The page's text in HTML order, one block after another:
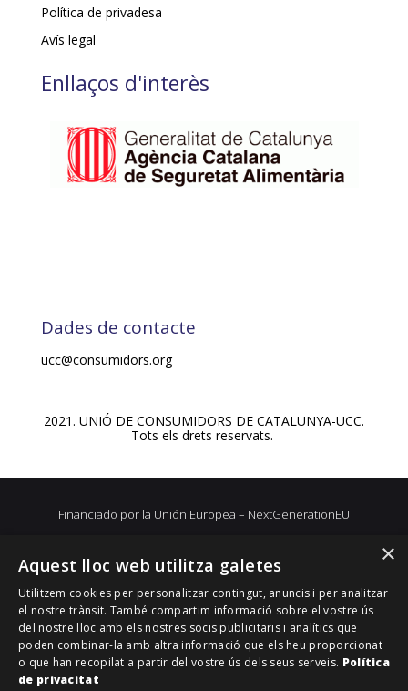
Política de privadesa
Avís legal
Enllaços d'interès
Dades de contacte
ucc@consumidors.org
2021. UNIÓ DE CONSUMIDORS DE CATALUNYA-UCC.
Tots els drets reservats.
Financiado por la Unión Europea – NextGenerationEU
×
Aquest lloc web utilitza galetes
Utilitzem cookies per personalitzar contingut, anuncis i per analitzar
el nostre trànsit. També compartim informació sobre el vostre ús
del nostre lloc amb els nostres socis publicitaris i analítics que
poden combinar-la amb altra informació que els heu proporcionat
o que han recopilat a partir del vostre ús dels seus serveis. Política
de privacitat